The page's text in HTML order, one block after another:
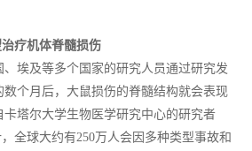
疗机体脊髓损伤
埃及等多个国家的研究人员通过研究发
个月后，大鼠损伤的脊髓结构就会表现
塔尔大学生物医学研究中心的研究者
全球大约有250万人会因多种类型事故和